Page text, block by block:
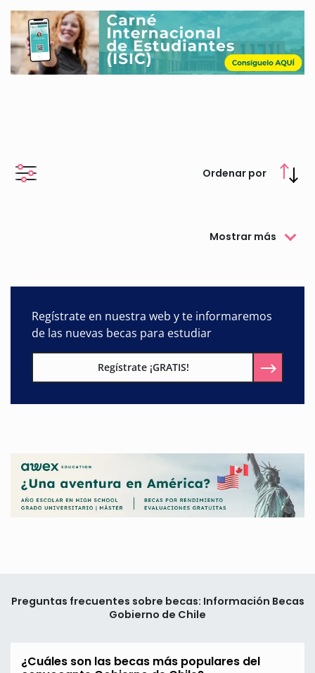
que facilitan la movilidad de los estudiantes en otros países
del extranjero, obteniendo como resultado una sociedad más
plural, universal y cualificada.
Si eres estudiante chileno y está interesado conocer más
datos, estás en el lugar correcto ya que en esta web te
Ordenar por
Mostrar más
Regístrate en nuestra web y te informaremos
de las nuevas becas para estudiar
Regístrate ¡GRATIS!
Preguntas frecuentes sobre becas: Información Becas
Gobierno de Chile
¿Cuáles son las becas más populares del